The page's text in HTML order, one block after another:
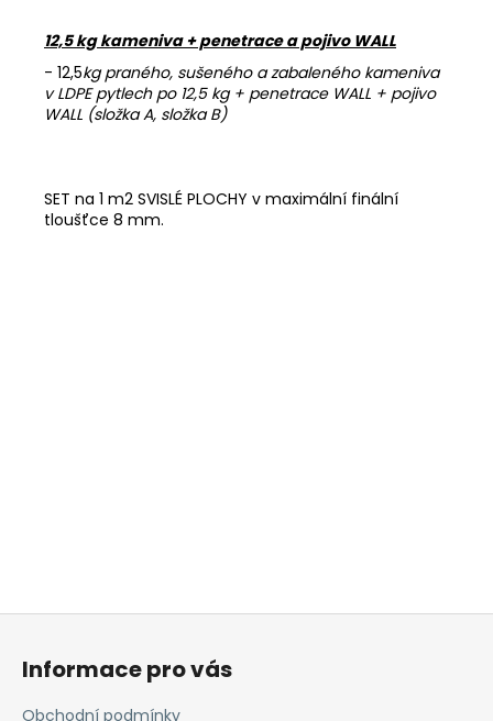
12,5 kg kameniva + penetrace a pojivo WALL
- 12,5kg praného, sušeného a zabaleného kameniva
v LDPE pytlech po 12,5 kg + penetrace WALL + pojivo
WALL (složka A, složka B)
SET na 1 m2 SVISLÉ PLOCHY v maximální finální
tloušťce 8 mm.
SET
686
Z
Informace pro vás
Obchodní podmínky